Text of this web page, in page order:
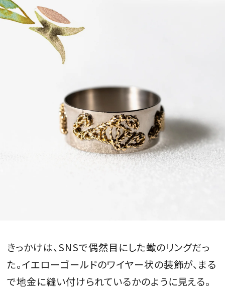
FOLLOW US
MAGAZINE
最新号を試し読み
きっかけは、SNSで偶然目にした蠍のリングだっ
た。イエローゴールドのワイヤー状の装飾が、まる
で地金に縫い付けられているかのように見える。